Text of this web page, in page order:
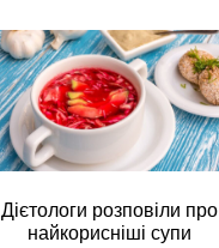
Дієтологи розповіли про
найкорисніші супи